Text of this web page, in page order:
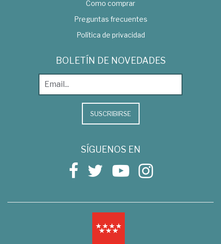
Como comprar
Preguntas frecuentes
Política de privacidad
BOLETÍN DE NOVEDADES
SUSCRIBIRSE
SÍGUENOS EN